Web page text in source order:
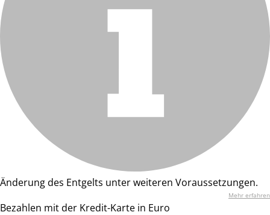
Änderung des Entgelts unter weiteren Voraussetzungen.
Mehr erfahren
Bezahlen mit der Kredit-Karte in Euro